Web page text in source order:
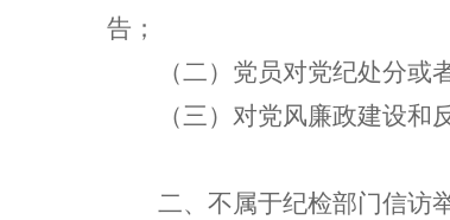
告；
（二）党员对党纪处分或
（三）对党风廉政建设和
二、不属于纪检部门信访